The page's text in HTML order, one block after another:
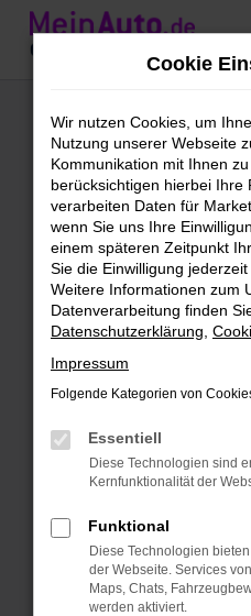
Zum
Hauptinhalt
VW
kaufen
Ingolstadt
VW
unterwegs in
Neues Fahrzeug
Ingolstadt gibt es
Wahl, denn
einen Fast-
Vorführwagen haben
sich um echte
wenngleich meist
auf dem Tacho
Cookie
Wir nutzen Cookies, um
Nutzung unserer Webseite
Kommunikation mit Ihnen
berücksichtigen hierbei Ihre
verarbeiten Daten für
wenn Sie uns Ihre
einem späteren Zeitpunkt
Sie die Einwilligung
Weitere Informationen zum
Datenverarbeitung finden
Datenschutzerklärung
Impressum
Folgende Kategorien von
Essentiell
Diese Technologien sind
Kernfunktionalität der
Funktional
Diese Technologien
der Webseite. Services
Maps, Chats,
werden aktiviert.